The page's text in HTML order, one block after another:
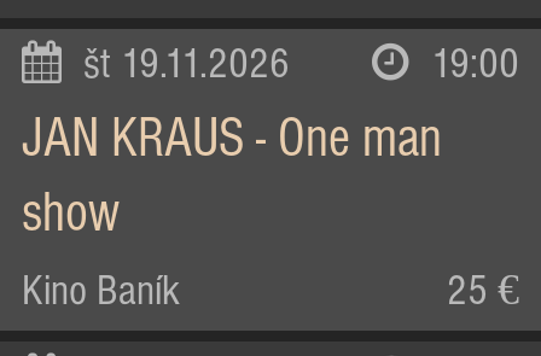
št 19.11.2026 19:00
JAN KRAUS - One man
show
Kino Baník 25 €